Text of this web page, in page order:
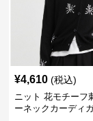
¥4,610 (税込)
ニット 花モチーフ
ーネックカーディ